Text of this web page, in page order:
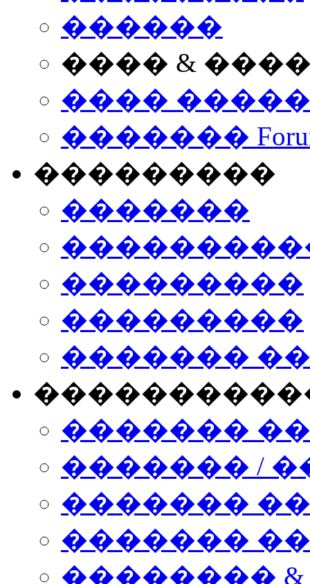
������
���� &
����
�������
���������
�������
���������
���������
�������
�������
������� /
�������
������� ���
��������